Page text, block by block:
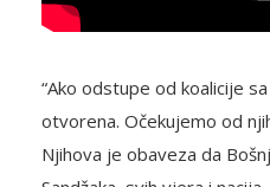
“Ako odstupe od koalicije
otvorena. Očekujemo od
Njihova je obaveza da